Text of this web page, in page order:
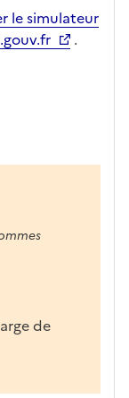
le simulateur
.
de